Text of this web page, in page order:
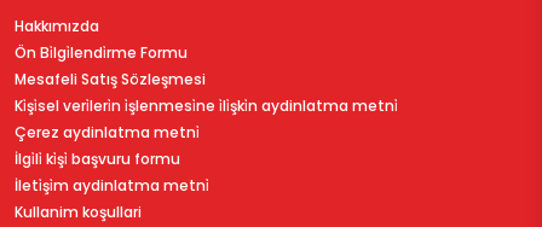
Hakkımızda
Ön Bi̇lgi̇lendi̇rme Formu
Mesafeli Satış Sözleşmesi
Ki̇şi̇sel veri̇leri̇n i̇şlenmesi̇ne i̇li̇şki̇n aydinlatma metni̇
Çerez aydinlatma metni̇
İlgi̇li̇ ki̇şi̇ başvuru formu
İleti̇şi̇m aydinlatma metni̇
Kullanim koşullari